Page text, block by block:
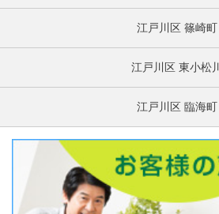
江戸川区 篠崎町
江戸川区 東小松川
江戸川区 臨海町